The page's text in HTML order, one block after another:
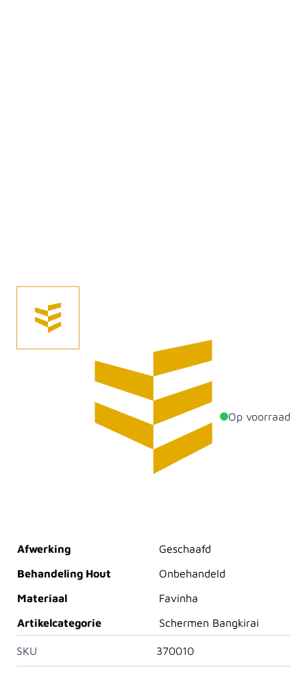
FSC 100% Favinha Spaansepolder 1800x1800
Op voorraad
Productdetails
48mm
Afwerking
Geschaafd
Behandeling Hout
Onbehandeld
Materiaal
Favinha
Artikelcategorie
Schermen Bangkirai
SKU 370010